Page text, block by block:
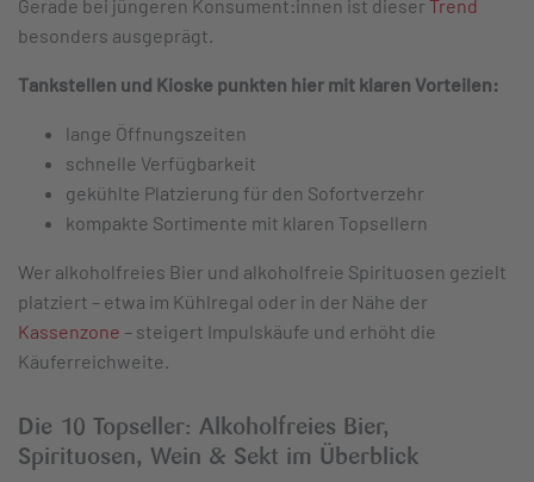
Gerade bei jüngeren Konsument:innen ist dieser Trend
besonders ausgeprägt.
Tankstellen und Kioske punkten hier mit klaren Vorteilen:
lange Öffnungszeiten
schnelle Verfügbarkeit
gekühlte Platzierung für den Sofortverzehr
kompakte Sortimente mit klaren Topsellern
Wer alkoholfreies Bier und alkoholfreie Spirituosen gezielt
platziert – etwa im Kühlregal oder in der Nähe der
Kassenzone – steigert Impulskäufe und erhöht die
Käuferreichweite.
Die 10 Topseller: Alkoholfreies Bier,
Spirituosen, Wein & Sekt im Überblick